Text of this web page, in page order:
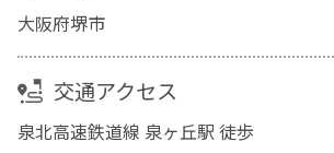
大阪府堺市
交通アクセス
泉北高速鉄道線 泉ヶ丘駅 徒歩